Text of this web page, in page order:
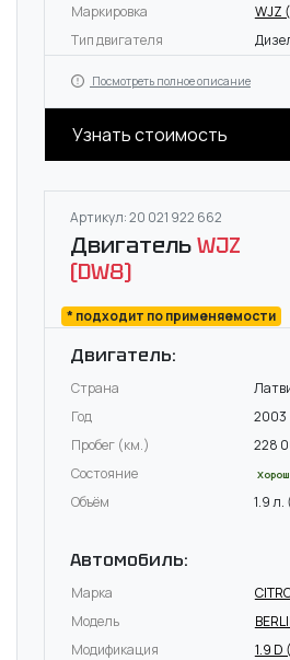
Маркировка
WJZ
Тип двигателя
Посмотреть полное описание
Узнать стоимость
Артикул: 20 021 922 662
ДвигательWJZ
(DW8)
* подходит по применяемости
Двигатель:
Страна
Год
2003
Пробег (км.)
228
Состояние
Объём 1.9 л.
Автомобиль:
Марка
Модель
Модификация
1.9 D